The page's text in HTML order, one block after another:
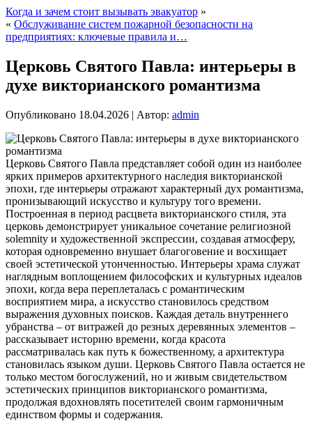
Когда и зачем стоит вызывать эвакуатор »
« Обслуживание систем пожарной безопасности на
предприятиях: ключевые правила и…
Церковь Святого Павла: интерьеры в
духе викторианского романтизма
Опубликовано 18.04.2026 | Автор: admin
Церковь Святого Павла представляет собой один из наиболее
ярких примеров архитектурного наследия викторианской
эпохи, где интерьеры отражают характерный дух романтизма,
пронизывающий искусство и культуру того времени.
Построенная в период расцвета викторианского стиля, эта
церковь демонстрирует уникальное сочетание религиозной
solemnity и художественной экспрессии, создавая атмосферу,
которая одновременно внушает благоговение и восхищает
своей эстетической утонченностью. Интерьеры храма служат
наглядным воплощением философских и культурных идеалов
эпохи, когда вера переплеталась с романтическим
восприятием мира, а искусство становилось средством
выражения духовных поисков. Каждая деталь внутреннего
убранства – от витражей до резных деревянных элементов –
рассказывает историю времени, когда красота
рассматривалась как путь к божественному, а архитектура
становилась языком души. Церковь Святого Павла остается не
только местом богослужений, но и живым свидетельством
эстетических принципов викторианского романтизма,
продолжая вдохновлять посетителей своим гармоничным
единством формы и содержания.